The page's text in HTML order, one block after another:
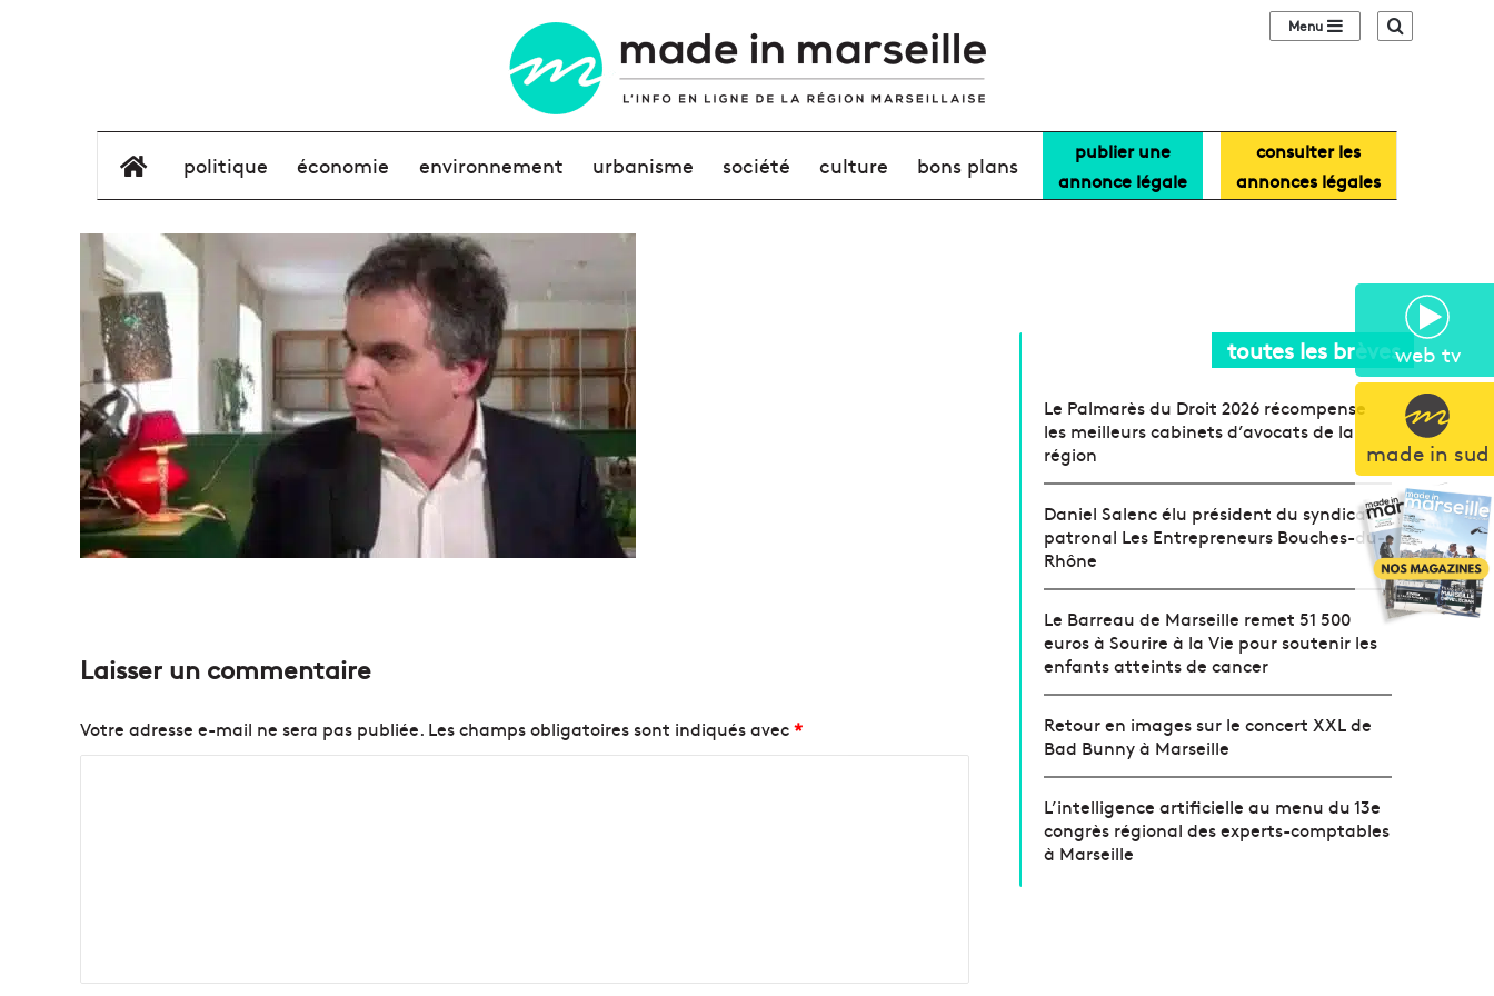
web tv
made in sud
Sidebar (barre
élément de menu
politique économie environnement urbanisme société culture bons plans
publier une
annonce légale
consulter les
annonces légales
Laisser un commentaire
Votre adresse e-mail ne sera pas publiée. Les champs obligatoires sont indiqués avec*
toutes les brèves
Le Palmarès du Droit 2026 récompense
les meilleurs cabinets d’avocats de la
région
Daniel Salenc élu président du syndicat
patronal Les Entrepreneurs Bouches-du-
Rhône
Le Barreau de Marseille remet 51 500
euros à Sourire à la Vie pour soutenir les
enfants atteints de cancer
Retour en images sur le concert XXL de
Bad Bunny à Marseille
L’intelligence artificielle au menu du 13e
congrès régional des experts-comptables
à Marseille